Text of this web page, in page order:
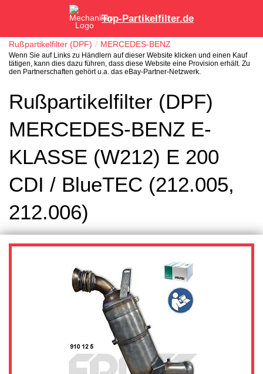
Top-Partikelfilter.de
Rußpartikelfilter (DPF) MERCEDES-BENZ
Wenn Sie auf Links zu Händlern auf dieser Website klicken und einen Kauf
tätigen, kann dies dazu führen, dass diese Website eine Provision erhält. Zu
den Partnerschaften gehört u.a. das eBay-Partner-Netzwerk.
Rußpartikelfilter (DPF)
MERCEDES-BENZ E-
KLASSE (W212) E 200
CDI / BlueTEC (212.005,
212.006)